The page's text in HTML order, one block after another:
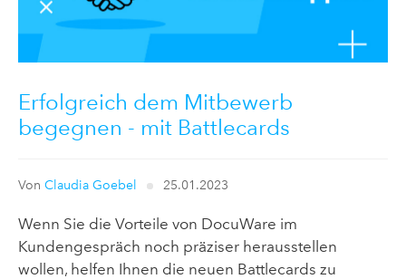
Erfolgreich dem Mitbewerb
begegnen - mit Battlecards
Von Claudia Goebel 25.01.2023
Wenn Sie die Vorteile von DocuWare im
Kundengespräch noch präziser herausstellen
wollen, helfen Ihnen die neuen Battlecards zu